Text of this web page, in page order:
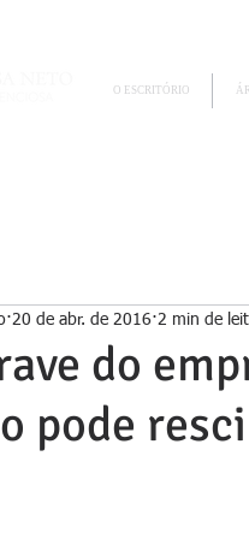
O ESCRITÓRIO
do
pode
20 de abr. de 2016 2 min de